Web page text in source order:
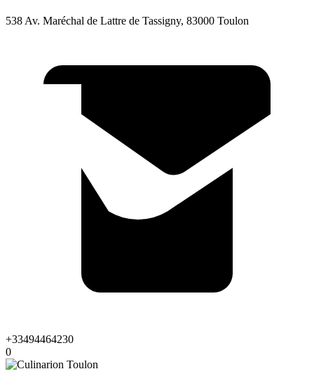
538 Av. Maréchal de Lattre de Tassigny, 83000 Toulon
+33494464230
0